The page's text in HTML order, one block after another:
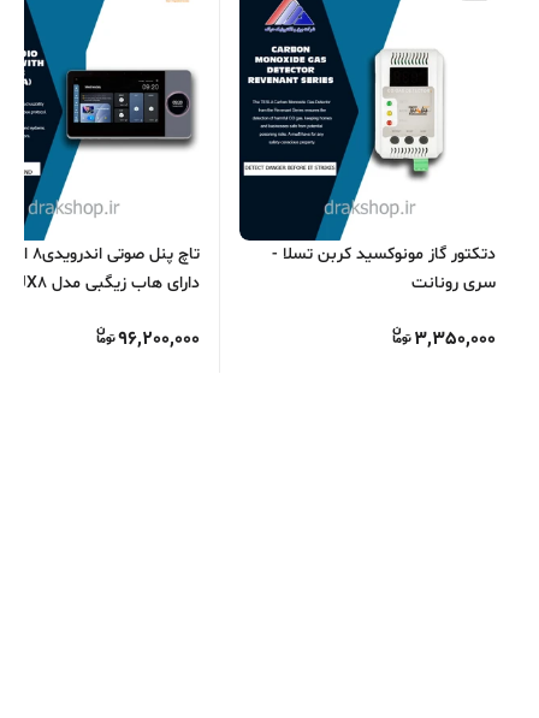
دتکتور گاز مونوکسید کربن تسلا -
سری رونانت
3,350,000
96,200,000